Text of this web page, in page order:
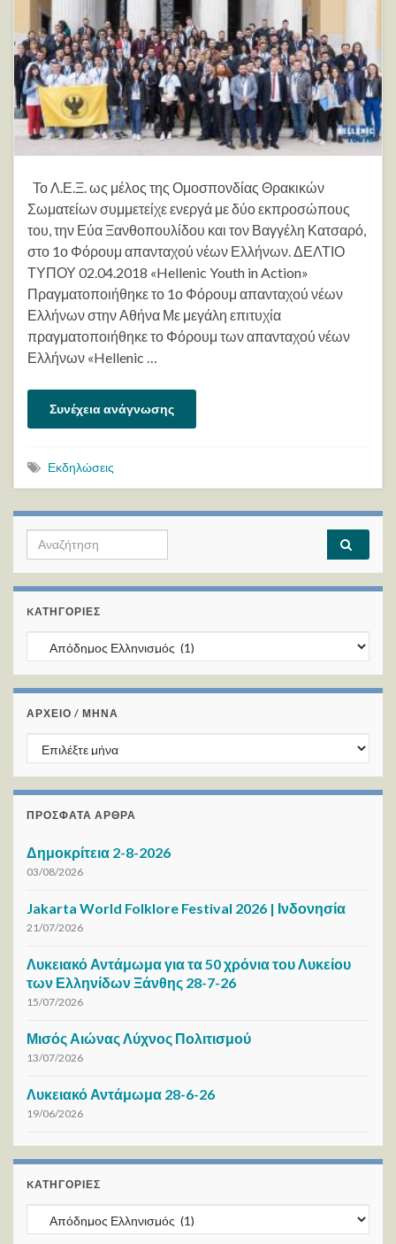
Το Λ.Ε.Ξ. ως μέλος της Ομοσπονδίας Θρακικών
Σωματείων συμμετείχε ενεργά με δύο εκπροσώπους
του, την Εύα Ξανθοπουλίδου και τον Βαγγέλη Κατσαρό,
στο 1ο Φόρουμ απανταχού νέων Ελλήνων. ΔΕΛΤΙΟ
ΤΥΠΟΥ 02.04.2018 «Hellenic Youth in Action»
Πραγματοποιήθηκε το 1ο Φόρουμ απανταχού νέων
Ελλήνων στην Αθήνα Με μεγάλη επιτυχία
πραγματοποιήθηκε το Φόρουμ των απανταχού νέων
Ελλήνων «Hellenic …
Συνέχεια ανάγνωσης
Εκδηλώσεις
Search for:
KΑΤΗΓΟΡΊΕΣ
Kατηγορίες
ΑΡΧΕΙΟ / ΜΗΝΑ
ΑΡΧΕΙΟ / ΜΗΝΑ
ΠΡΌΣΦΑΤΑ ΆΡΘΡΑ
Δημοκρίτεια 2-8-2026
03/08/2026
Jakarta World Folklore Festival 2026 | Ινδονησία
21/07/2026
Λυκειακό Αντάμωμα για τα 50 χρόνια του Λυκείου
των Ελληνίδων Ξάνθης 28-7-26
15/07/2026
Μισός Αιώνας Λύχνος Πολιτισμού
13/07/2026
Λυκειακό Αντάμωμα 28-6-26
19/06/2026
KΑΤΗΓΟΡΊΕΣ
Kατηγορίες